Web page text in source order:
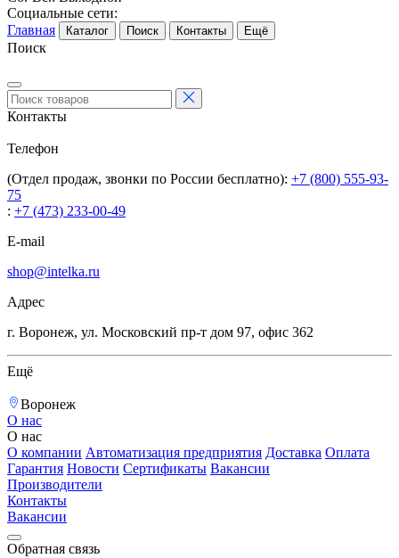
Социальные сети:
Главная
Каталог Поиск Контакты Ещё
Поиск
Контакты
Телефон
(Отдел продаж, звонки по России бесплатно): +7 (800) 555-93-
75
: +7 (473) 233-00-49
E-mail
shop@intelka.ru
Адрес
г. Воронеж, ул. Московский пр-т дом 97, офис 362
Ещё
Воронеж
О нас
О нас
О компании Автоматизация предприятия Доставка Оплата
Гарантия Новости Сертификаты Вакансии
Производители
Контакты
Вакансии
Обратная связь